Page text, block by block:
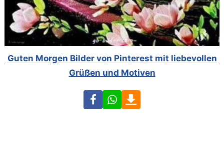
Guten Morgen Bilder von Pinterest mit liebevollen
Grüßen und Motiven
FacebookWhatsApp